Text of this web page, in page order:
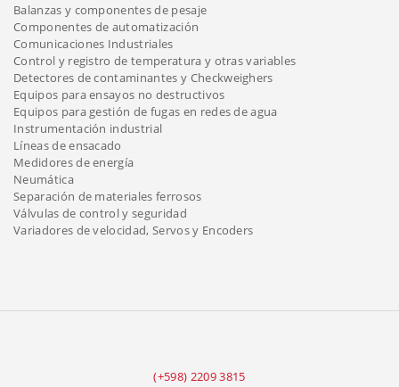
Balanzas y componentes de pesaje
Componentes de automatización
Comunicaciones Industriales
Control y registro de temperatura y otras variables
Detectores de contaminantes y Checkweighers
Equipos para ensayos no destructivos
Equipos para gestión de fugas en redes de agua
Instrumentación industrial
Líneas de ensacado
Medidores de energía
Neumática
Separación de materiales ferrosos
Válvulas de control y seguridad
Variadores de velocidad, Servos y Encoders
(+598) 2209 3815